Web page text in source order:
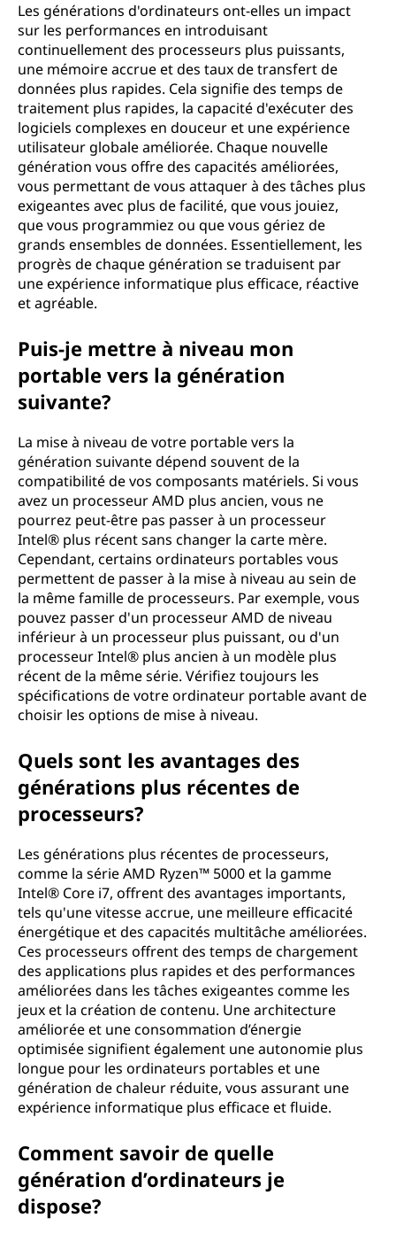
Les générations d'ordinateurs ont-elles un impact
sur les performances en introduisant
continuellement des processeurs plus puissants,
une mémoire accrue et des taux de transfert de
données plus rapides. Cela signifie des temps de
traitement plus rapides, la capacité d'exécuter des
logiciels complexes en douceur et une expérience
utilisateur globale améliorée. Chaque nouvelle
génération vous offre des capacités améliorées,
vous permettant de vous attaquer à des tâches plus
exigeantes avec plus de facilité, que vous jouiez,
que vous programmiez ou que vous gériez de
grands ensembles de données. Essentiellement, les
progrès de chaque génération se traduisent par
une expérience informatique plus efficace, réactive
et agréable.
Puis-je mettre à niveau mon
portable vers la génération
suivante?
La mise à niveau de votre portable vers la
génération suivante dépend souvent de la
compatibilité de vos composants matériels. Si vous
avez un processeur AMD plus ancien, vous ne
pourrez peut-être pas passer à un processeur
Intel® plus récent sans changer la carte mère.
Cependant, certains ordinateurs portables vous
permettent de passer à la mise à niveau au sein de
la même famille de processeurs. Par exemple, vous
pouvez passer d'un processeur AMD de niveau
inférieur à un processeur plus puissant, ou d'un
processeur Intel® plus ancien à un modèle plus
récent de la même série. Vérifiez toujours les
spécifications de votre ordinateur portable avant de
choisir les options de mise à niveau.
Quels sont les avantages des
générations plus récentes de
processeurs?
Les générations plus récentes de processeurs,
comme la série AMD Ryzen™ 5000 et la gamme
Intel® Core i7, offrent des avantages importants,
tels qu'une vitesse accrue, une meilleure efficacité
énergétique et des capacités multitâche améliorées.
Ces processeurs offrent des temps de chargement
des applications plus rapides et des performances
améliorées dans les tâches exigeantes comme les
jeux et la création de contenu. Une architecture
améliorée et une consommation d’énergie
optimisée signifient également une autonomie plus
longue pour les ordinateurs portables et une
génération de chaleur réduite, vous assurant une
expérience informatique plus efficace et fluide.
Comment savoir de quelle
génération d’ordinateurs je
dispose?